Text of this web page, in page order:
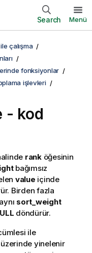
Search Menü
çalışma
fonksiyonlar
işlevleri
- kod
ranköğesinin
bağımsız
value içinde
Birden fazla
sort_weight
döndürür.
ile
üzerinde yinelenir